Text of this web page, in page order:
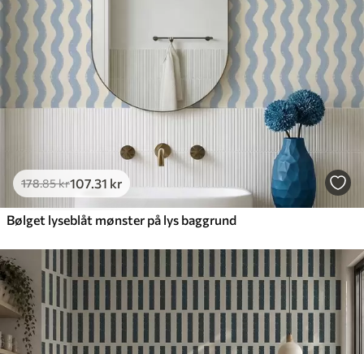
178.85kr107.31 kr
Bølget lyseblåt mønster på lys baggrund